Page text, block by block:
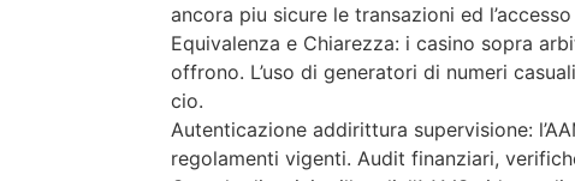
ancora piu sicure le transazioni ed
Equivalenza e Chiarezza: i casino sopra
offrono. L’uso di generatori di numeri
cio.
Autenticazione addirittura supervisione:
regolamenti vigenti. Audit finanziari,